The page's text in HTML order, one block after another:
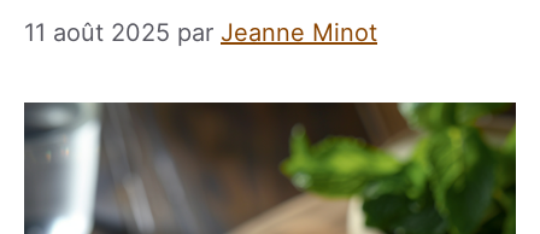
11 août 2025 par Jeanne Minot